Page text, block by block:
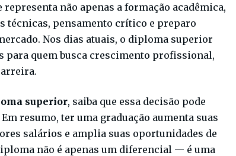
não apenas a formação acadêmica,
técnicas, pensamento crítico e preparo
Nos dias atuais, o diploma superior
quem busca crescimento profissional,
superior, saiba que essa decisão pode
resumo, ter uma graduação aumenta suas
salários e amplia suas oportunidades de
não é apenas um diferencial — é uma